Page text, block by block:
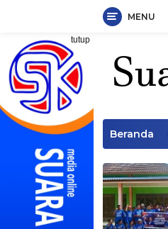
Langsung
konten
MENU
tutup
Beranda